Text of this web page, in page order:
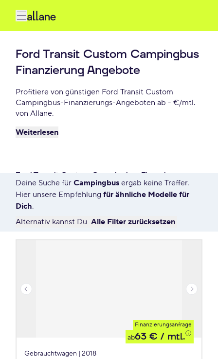
Ford Transit Custom Campingbus
Finanzierung Angebote
Profitiere von günstigen Ford Transit Custom
Campingbus-Finanzierungs-Angeboten ab - €/mtl.
von Allane.
Weiterlesen
Ford Transit Custom Campingbus Finanzieren
0 Angebote für Deine Suche
Deine Suche für Campingbus ergab keine Treffer.
Hier unsere Empfehlung für ähnliche Modelle für
Dich.
Alternativ kannst Du Alle Filter zurücksetzen
Finanzierungsanfrage
ab63 € / mtl.
Gebrauchtwagen | 2018